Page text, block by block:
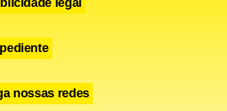
nossas redes